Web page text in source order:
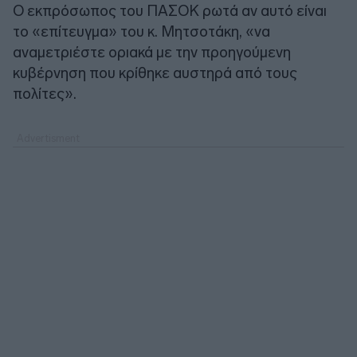
Ο εκπρόσωπος του ΠΑΣΟΚ ρωτά αν αυτό είναι
το «επίτευγμα» του κ. Μητσοτάκη, «να
αναμετριέστε οριακά με την προηγούμενη
κυβέρνηση που κρίθηκε αυστηρά από τους
πολίτες».